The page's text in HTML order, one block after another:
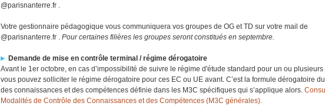
@parisnanterre.fr .
Votre gestionnaire pédagogique vous communiquera vos groupes de OG et TD sur votre mail de
@parisnanterre.fr .Pour certaines filières les groupes seront constitués en septembre.
Demande de mise en contrôle terminal / régime dérogatoire
Avant le 1er octobre, en cas d’impossibilité de suivre le régime d'étude standard pour un ou plusieurs
vous pouvez solliciter le régime dérogatoire pour ces EC ou UE avant. C’est la formule dérogatoire
des connaissances et des compétences définie dans les M3C spécifiques qui s’applique alors.
Modalités de Contrôle des Connaissances et des Compétences (M3C générales).